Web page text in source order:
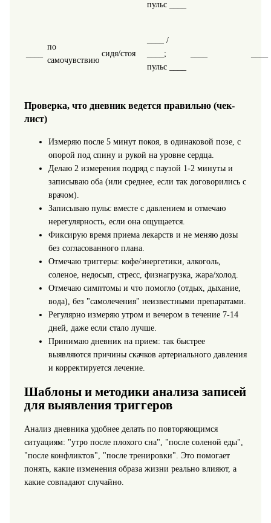
пульс ____
по
самочувствию
сидя/стоя
____ /
____;
пульс ____
Проверка, что дневник ведется правильно (чек-
лист)
Измеряю после 5 минут покоя, в одинаковой позе, с
опорой под спину и рукой на уровне сердца.
Делаю 2 измерения подряд с паузой 1-2 минуты и
записываю оба (или среднее, если так договорились с
врачом).
Записываю пульс вместе с давлением и отмечаю
нерегулярность, если она ощущается.
Фиксирую время приема лекарств и не меняю дозы
без согласованного плана.
Отмечаю триггеры: кофе/энергетики, алкоголь,
соленое, недосып, стресс, физнагрузка, жара/холод.
Отмечаю симптомы и что помогло (отдых, дыхание,
вода), без "самолечения" неизвестными препаратами.
Регулярно измеряю утром и вечером в течение 7-14
дней, даже если стало лучше.
Принимаю дневник на прием: так быстрее
выявляются причины скачков артериального давления
и корректируется лечение.
Шаблоны и методики анализа записей
для выявления триггеров
Анализ дневника удобнее делать по повторяющимся
ситуациям: "утро после плохого сна", "после соленой еды",
"после конфликтов", "после тренировки". Это помогает
понять, какие изменения образа жизни реально влияют, а
какие совпадают случайно.